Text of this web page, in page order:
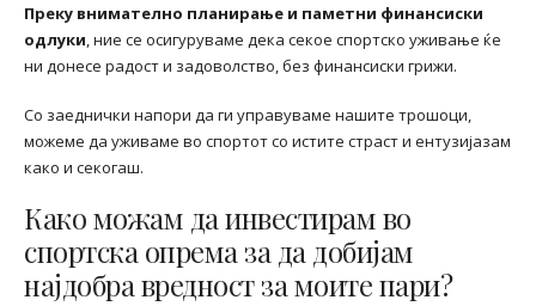
Преку внимателно планирање и паметни финансиски
одлуки, ние се осигуруваме дека секое спортско уживање ќе
ни донесе радост и задоволство, без финансиски грижи.
Со заеднички напори да ги управуваме нашите трошоци,
можеме да уживаме во спортот со истите страст и ентузијазам
како и секогаш.
Како можам да инвестирам во
спортска опрема за да добијам
најдобра вредност за моите пари?